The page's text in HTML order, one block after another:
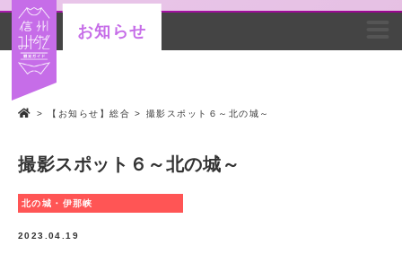
お知らせ
> 【お知らせ】総合 > 撮影スポット６～北の城～
撮影スポット６～北の城～
北の城・伊那峡
2023.04.19